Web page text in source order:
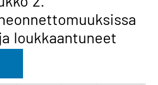
loukkaantuneet